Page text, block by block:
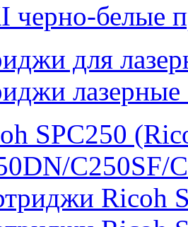
черно-белые
для
SPC250
C250SF/
Ricoh